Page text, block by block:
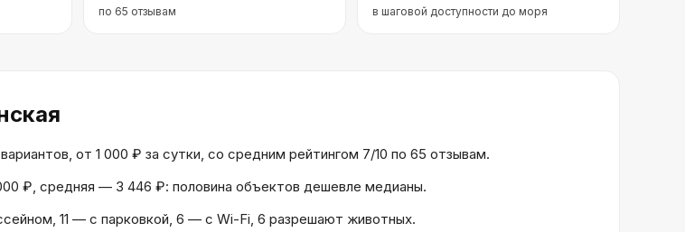
по 65 отзывам в шаговой доступности до моря
от 1 000 ₽ за сутки, со средним рейтингом 7/10 по 65 отзывам.
₽, средняя — 3 446 ₽: половина объектов дешевле медианы.
11 — с парковкой, 6 — с Wi-Fi, 6 разрешают животных.